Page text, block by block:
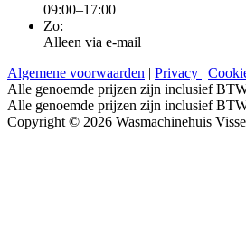
09:00–17:00
Zo:
Alleen via e-mail
Algemene voorwaarden | Privacy |
Alle genoemde prijzen zijn inclusief
Alle genoemde prijzen zijn inclusief
Copyright © 2026 Wasmachinehuis